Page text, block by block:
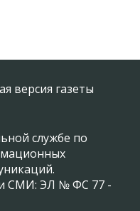
версия газеты
службе по
СМИ: ЭЛ № ФС 77 -